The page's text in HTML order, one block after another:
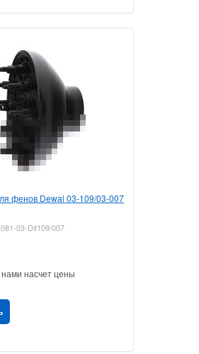
фенов Dewal 03-109/03-007
081-03-Dif109/007
насчет цены